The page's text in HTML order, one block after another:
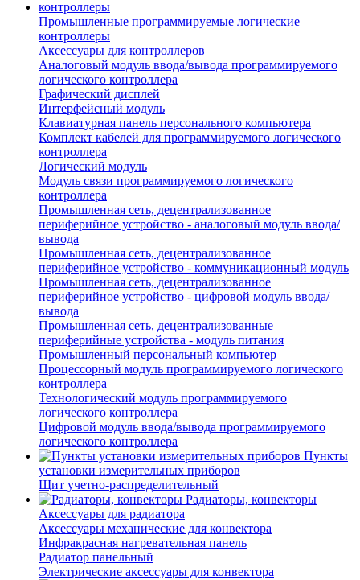
Промышленные программируемые логические
контроллеры
Аксессуары для контроллеров
Аналоговый модуль ввода/вывода программируемого
логического контроллера
Графический дисплей
Интерфейсный модуль
Клавиатурная панель персонального компьютера
Комплект кабелей для программируемого логического
контроллера
Логический модуль
Модуль связи программируемого логического
контроллера
Промышленная сеть, децентрализованное
периферийное устройство - аналоговый модуль ввода/
вывода
Промышленная сеть, децентрализованное
периферийное устройство - коммуникационный модуль
Промышленная сеть, децентрализованное
периферийное устройство - цифровой модуль ввода/
вывода
Промышленная сеть, децентрализованные
периферийные устройства - модуль питания
Промышленный персональный компьютер
Процессорный модуль программируемого логического
контроллера
Технологический модуль программируемого
логического контроллера
Цифровой модуль ввода/вывода программируемого
логического контроллера
Пункты
установки измерительных приборов
Щит учетно-распределительный
Радиаторы, конвекторы
Аксессуары для радиатора
Аксессуары механические для конвектора
Инфракрасная нагревательная панель
Радиатор панельный
Электрические аксессуары для конвектора